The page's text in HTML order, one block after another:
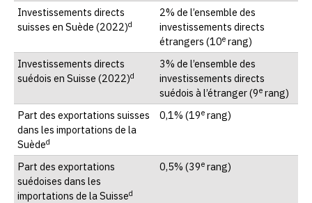
Investissements directs
suisses en Suède (2022)d
2% de l’ensemble des
investissements directs
étrangers (10e rang)
Investissements directs
suédois en Suisse (2022)d
3% de l’ensemble des
investissements directs
suédois à l’étranger (9e rang)
Part des exportations suisses
dans les importations de la
Suèded
0,1% (19e rang)
Part des exportations
suédoises dans les
importations de la Suissed
0,5% (39e rang)